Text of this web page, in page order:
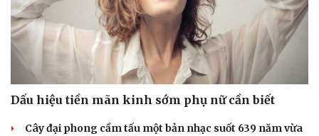
Pháp luật
Quân sự - Quốc phòng
Dấu hiệu tiền mãn kinh sớm phụ nữ cần biết
Cây đại phong cầm tấu một bản nhạc suốt 639 năm vừa